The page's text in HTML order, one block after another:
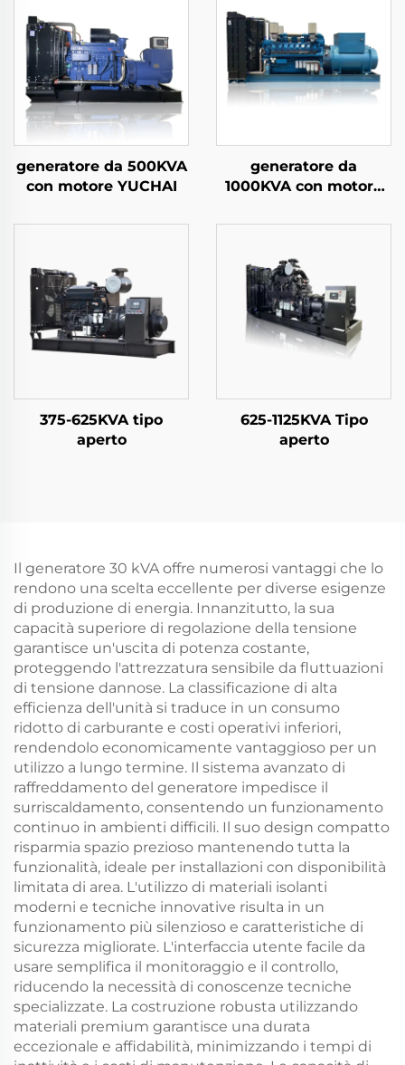
generatore da 500KVA
con motore YUCHAI
generatore da
1000KVA con motore
375-625KVA tipo
aperto
625-1125KVA Tipo
aperto
Il generatore 30 kVA offre numerosi vantaggi che lo
rendono una scelta eccellente per diverse esigenze
di produzione di energia. Innanzitutto, la sua
capacità superiore di regolazione della tensione
garantisce un'uscita di potenza costante,
proteggendo l'attrezzatura sensibile da fluttuazioni
di tensione dannose. La classificazione di alta
efficienza dell'unità si traduce in un consumo
ridotto di carburante e costi operativi inferiori,
rendendolo economicamente vantaggioso per un
utilizzo a lungo termine. Il sistema avanzato di
raffreddamento del generatore impedisce il
surriscaldamento, consentendo un funzionamento
continuo in ambienti difficili. Il suo design compatto
risparmia spazio prezioso mantenendo tutta la
funzionalità, ideale per installazioni con disponibilità
limitata di area. L'utilizzo di materiali isolanti
moderni e tecniche innovative risulta in un
funzionamento più silenzioso e caratteristiche di
sicurezza migliorate. L'interfaccia utente facile da
usare semplifica il monitoraggio e il controllo,
riducendo la necessità di conoscenze tecniche
specializzate. La costruzione robusta utilizzando
materiali premium garantisce una durata
eccezionale e affidabilità, minimizzando i tempi di